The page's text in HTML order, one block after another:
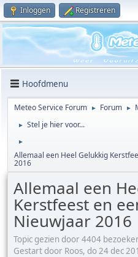
Inloggen Registreren
Hoofdmenu
Meteo Service Forum ► Forum ►
► Stel je hier voor...
►
Allemaal een Heel Gelukkig
2016
Allemaal een
Kerstfeest en
Nieuwjaar 2016
Topic gezien door 4404
Gestart door Roos, do 24 dec